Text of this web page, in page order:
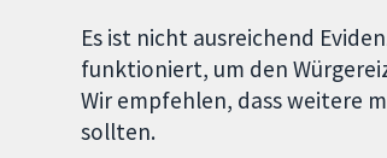
Es ist nicht ausreichend
funktioniert, um den
Wir empfehlen, dass weitere
sollten.